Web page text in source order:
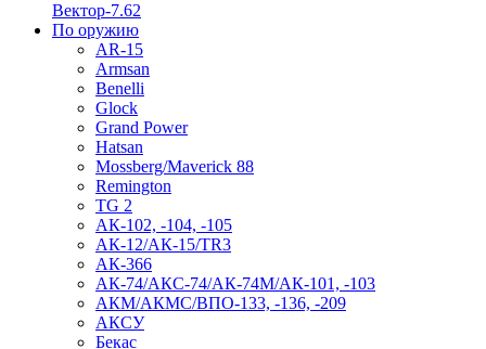
Вектор-7.62
По оружию
AR-15
Armsan
Benelli
Glock
Grand Power
Hatsan
Mossberg/Maverick 88
Remington
TG 2
АК-102, -104, -105
АК-12/АК-15/TR3
АК-366
АК-74/АКС-74/АК-74М/АК-101, -103
АКМ/АКМС/ВПО-133, -136, -209
АКСУ
Бекас